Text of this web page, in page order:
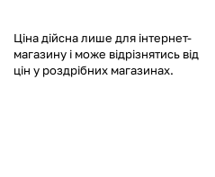
Ціна дійсна лише для інтернет-
магазину і може відрізнятись від
цін у роздрібних магазинах.